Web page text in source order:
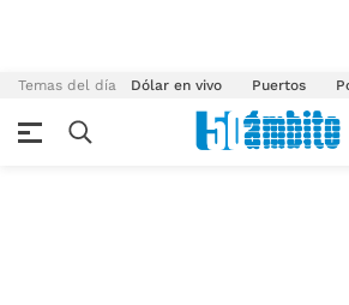
Temas del día Dólar en vivo Puertos